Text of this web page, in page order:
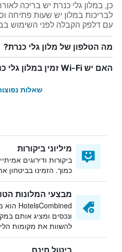
כן, במלון גלי כנרת יש בריכה
לבריכות במלון יש שעות פתיחה
עם דלפק הקבלה לפני השימוש
מה הטלפון של מלון גלי כנרת?
האם יש Wi-Fi זמין במלון גלי כנרת?
שאלות
מיליוני ביקורות
ביקורות ודירוגים
כמוך. הזמינו
מבצעי המלונות
ונכסים ומציג אותם
להשוות את מקומות